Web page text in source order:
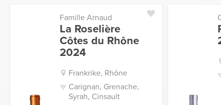
Famille Arnaud
La Roselière
Côtes du Rhône
2024
Frankrike, Rhône
Carignan, Grenache,
Syrah, Cinsault